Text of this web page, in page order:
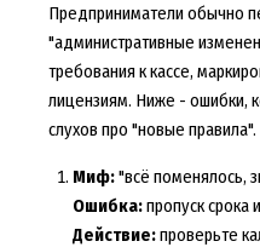
Предприниматели обычно
"административные
требования к кассе,
лицензиям. Ниже - ошибки,
слухов про "новые правила".
Миф:"всё поменялось,
Ошибка:пропуск срока
Действие:проверьте